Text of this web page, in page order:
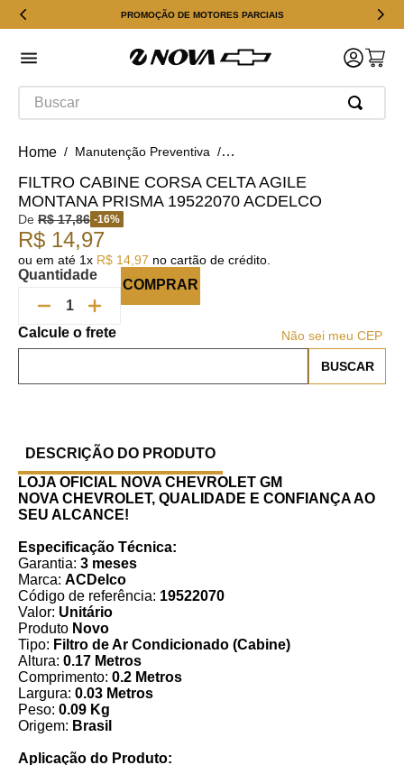
PROMOÇÃO DE MOTORES PARCIAIS
Buscar
Manutenção Preventiva Filtro do Ar-Condicionado
FILTRO CABINE CORSA CELTA AGILE
MONTANA PRISMA 19522070 ACDELCO
De R$ 17,86 -16%
R$ 14,97
ou em até 1x R$ 14 97 no cartão de crédito.
Quantidade
COMPRAR
Não sei meu CEP
DESCRIÇÃO DO PRODUTO
LOJA OFICIAL NOVA CHEVROLET GM
NOVA CHEVROLET, QUALIDADE E CONFIANÇA AO
SEU ALCANCE!
Especificação Técnica:
Garantia: 3 meses
Marca: ACDelco
Código de referência: 19522070
Valor: Unitário
Produto Novo
Tipo: Filtro de Ar Condicionado (Cabine)
Altura: 0.17 Metros
Comprimento: 0.2 Metros
Largura: 0.03 Metros
Peso: 0.09 Kg
Origem: Brasil
Aplicação do Produto: